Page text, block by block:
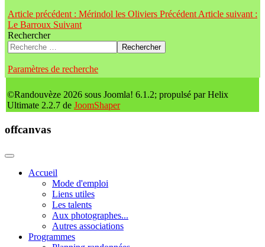
Article précédent : Mérindol les Oliviers Précédent Article suivant :
Le Barroux Suivant
Rechercher
Rechercher
Paramètres de recherche
©Randouvèze 2026 sous Joomla! 6.1.2; propulsé par Helix
Ultimate 2.2.7 de JoomShaper
offcanvas
Accueil
Mode d'emploi
Liens utiles
Les talents
Aux photographes...
Autres associations
Programmes